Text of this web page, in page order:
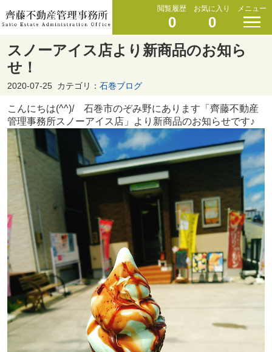
閲覧履歴
0
お気に入り
0
メニュー
スノーアイス店より新商品のお知ら
せ！
2020-07-25 カテゴリ： 石巻ブログ
こんにちは(^^)/ 石巻市のぞみ野にあります「齊藤不動産
管理事務所スノーアイス店」より新商品のお知らせです♪